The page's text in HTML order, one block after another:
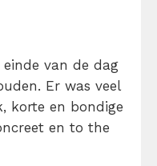
van de dag
Er was veel
korte en bondige
en to the